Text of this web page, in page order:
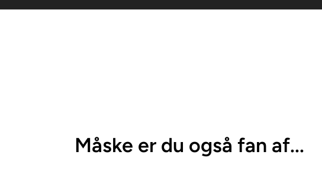
Måske er du også fan af...